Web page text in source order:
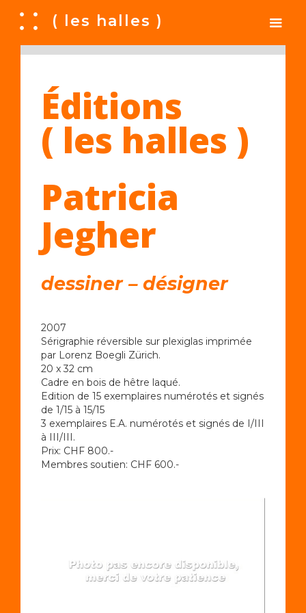
A ( les halles )
Éditions
( les halles )
Patricia
Jegher
dessiner – désigner
2007
Sérigraphie réversible sur plexiglas imprimée
par Lorenz Boegli Zürich.
20 x 32 cm
Cadre en bois de hêtre laqué.
Edition de 15 exemplaires numérotés et signés
de 1/15 à 15/15
3 exemplaires E.A. numérotés et signés de I/III
à III/III.
Prix: CHF 800.-
Membres soutien: CHF 600.-